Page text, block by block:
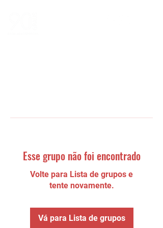
Esse grupo não foi encontrado
Volte para Lista de grupos e
tente novamente.
Vá para Lista de grupos